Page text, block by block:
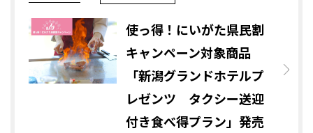
使っ得！にいがた県民割
キャンペーン対象商品
「新潟グランドホテルプ
レゼンツ タクシー送迎
付き食べ得プラン」発売